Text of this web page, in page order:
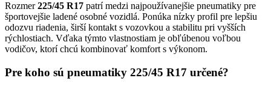
Rozmer225/45 R17 patrí medzi najpoužívanejšie pneumatiky pre
športovejšie ladené osobné vozidlá. Ponúka nízky profil pre lepšiu
odozvu riadenia, širší kontakt s vozovkou a stabilitu pri vyšších
rýchlostiach. Vďaka týmto vlastnostiam je obľúbenou voľbou
vodičov, ktorí chcú kombinovať komfort s výkonom.
Pre koho sú pneumatiky 225/45 R17 určené?